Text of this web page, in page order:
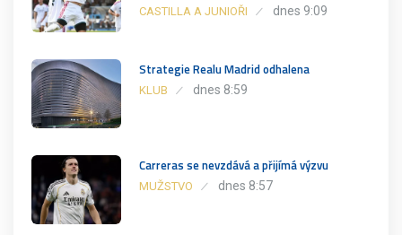
CASTILLA A JUNIOŘI dnes 9:09
Strategie Realu Madrid odhalena
KLUB dnes 8:59
Carreras se nevzdává a přijímá výzvu
MUŽSTVO dnes 8:57